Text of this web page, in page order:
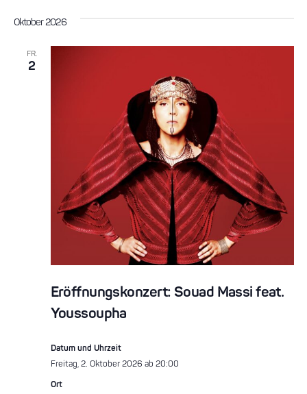
Oktober 2026
FR.
2
Eröffnungskonzert: Souad Massi feat.
Youssoupha
Datum und Uhrzeit
Freitag, 2. Oktober 2026 ab 20:00
Ort